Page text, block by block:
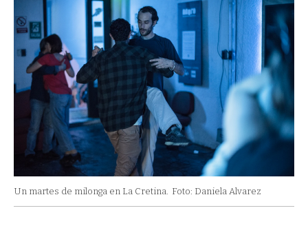
Un martes de milonga en La Cretina. Foto: Daniela Alvarez